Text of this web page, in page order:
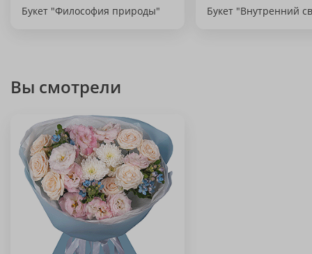
Букет "Философия природы" Букет "Внутренний
Вы смотрели